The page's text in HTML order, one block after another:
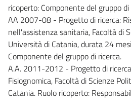
ricoperto: Componente del gruppo di
AA 2007-08 - Progetto di ricerca:
nell'assistenza sanitaria, Facoltà di
Università di Catania, durata 24
Componente del gruppo di ricerca.
A.A. 2011-2012 - Progetto di
Fisiognomica, Facoltà di Scienze
Catania. Ruolo ricoperto: